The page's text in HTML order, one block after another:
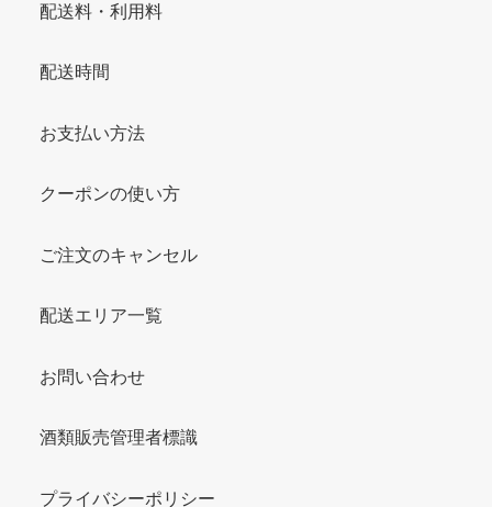
配送料・利用料
配送時間
お支払い方法
クーポンの使い方
ご注文のキャンセル
配送エリア一覧
お問い合わせ
酒類販売管理者標識
プライバシーポリシー